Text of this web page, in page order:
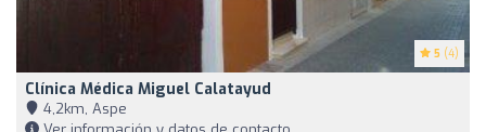
5 (4)
Clínica Médica Miguel Calatayud
4,2km, Aspe